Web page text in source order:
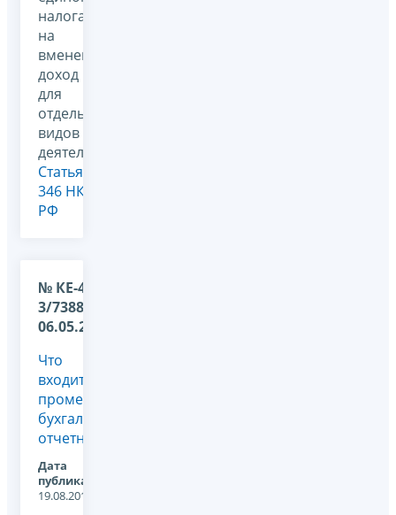
налога
на
вмененный
доход
для
отдельных
видов
деятельности,
Статья
346 НК
РФ
№ КЕ-4-
3/7388 от
06.05.2011
Что
входит в
промежуточную
бухгалтерскую
отчетность?
Дата
публикации:
19.08.2011